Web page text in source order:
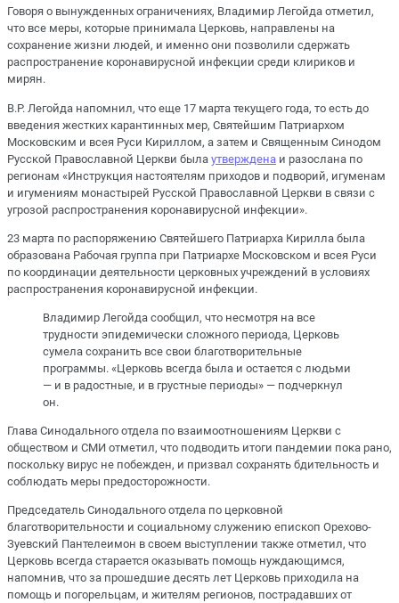
Говоря о вынужденных ограничениях, Владимир Легойда отметил,
что все меры, которые принимала Церковь, направлены на
сохранение жизни людей, и именно они позволили сдержать
распространение коронавирусной инфекции среди клириков и
мирян.
В.Р. Легойда напомнил, что еще 17 марта текущего года, то есть до
введения жестких карантинных мер, Святейшим Патриархом
Московским и всея Руси Кириллом, а затем и Священным Синодом
Русской Православной Церкви была утверждена и разослана по
регионам «Инструкция настоятелям приходов и подворий, игуменам
и игумениям монастырей Русской Православной Церкви в связи с
угрозой распространения коронавирусной инфекции».
23 марта по распоряжению Святейшего Патриарха Кирилла была
образована Рабочая группа при Патриархе Московском и всея Руси
по координации деятельности церковных учреждений в условиях
распространения коронавирусной инфекции.
Владимир Легойда сообщил, что несмотря на все
трудности эпидемически сложного периода, Церковь
сумела сохранить все свои благотворительные
программы. «Церковь всегда была и остается с людьми
— и в радостные, и в грустные периоды» — подчеркнул
он.
Глава Синодального отдела по взаимоотношениям Церкви с
обществом и СМИ отметил, что подводить итоги пандемии пока рано,
поскольку вирус не побежден, и призвал сохранять бдительность и
соблюдать меры предосторожности.
Председатель Синодального отдела по церковной
благотворительности и социальному служению епископ Орехово-
Зуевский Пантелеимон в своем выступлении также отметил, что
Церковь всегда старается оказывать помощь нуждающимся,
напомнив, что за прошедшие десять лет Церковь приходила на
помощь и погорельцам, и жителям регионов, пострадавших от